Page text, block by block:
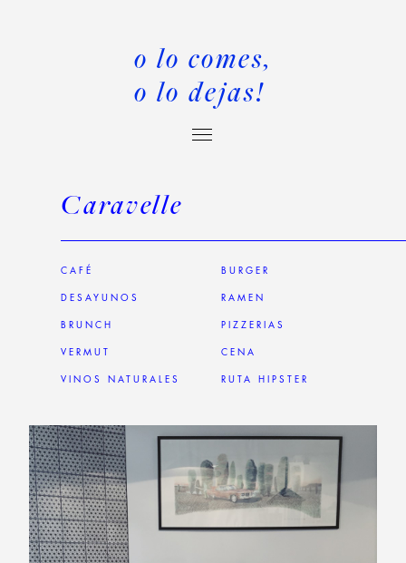
o lo comes,
o lo dejas!
Caravelle
CAFÉ
DESAYUNOS
BRUNCH
VERMUT
VINOS NATURALES
BURGER
RAMEN
PIZZERIAS
CENA
RUTA HIPSTER